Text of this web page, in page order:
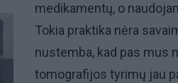
medikamentų, o
Tokia praktika nėra
nustemba, kad pas mus
tomografijos tyrimų jau